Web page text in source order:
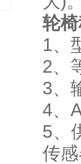
轮
1、
2、
3、
4、
5、
传